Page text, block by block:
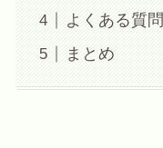
よくある質問
まとめ